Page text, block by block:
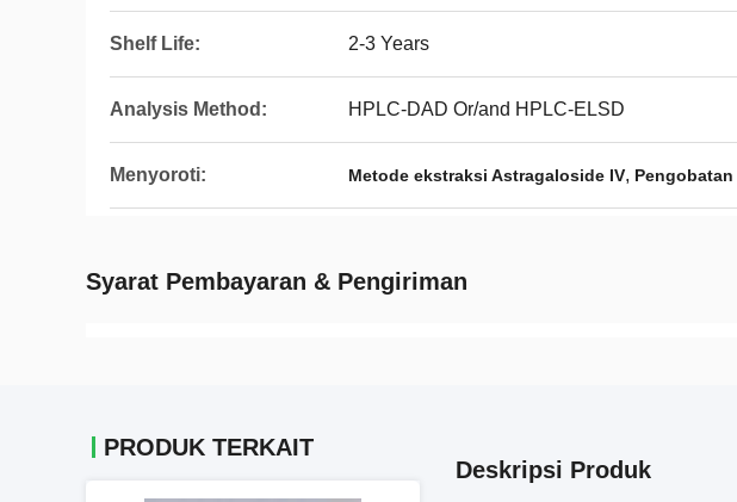
Shelf Life: 2-3 Years
Analysis Method: HPLC-DAD Or/and HPLC-ELSD
Menyoroti: Metode ekstraksi Astragaloside IV,
Syarat Pembayaran & Pengiriman
PRODUK TERKAIT
Deskripsi Produk